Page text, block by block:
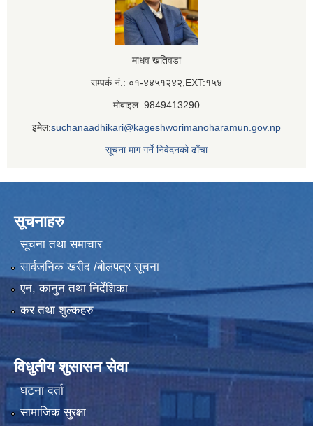
माधव खतिवडा
सम्पर्क नं.: ०१-४४५१२४२,EXT:१५४
मोबाइल: 9849413290
इमेल:suchanaadhikari@kageshworimanoharamun.gov.np
सूचना माग गर्ने निवेदनको ढाँचा
सूचनाहरु
सूचना तथा समाचार
सार्वजनिक खरीद /बोलपत्र सूचना
एन, कानुन तथा निर्देशिका
कर तथा शुल्कहरु
विधुतीय शुसासन सेवा
घटना दर्ता
सामाजिक सुरक्षा